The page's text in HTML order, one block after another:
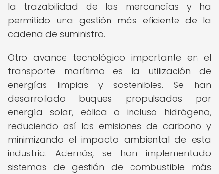
la trazabilidad de las mercancías y ha
permitido una gestión más eficiente de la
cadena de suministro.
Otro avance tecnológico importante en el
transporte marítimo es la utilización de
energías limpias y sostenibles. Se han
desarrollado buques propulsados por
energía solar, eólica o incluso hidrógeno,
reduciendo así las emisiones de carbono y
minimizando el impacto ambiental de esta
industria. Además, se han implementado
sistemas de gestión de combustible más